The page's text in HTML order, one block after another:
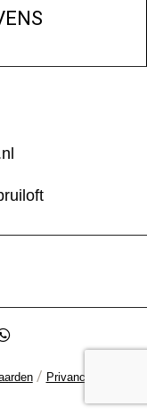
/ Privancybeleid